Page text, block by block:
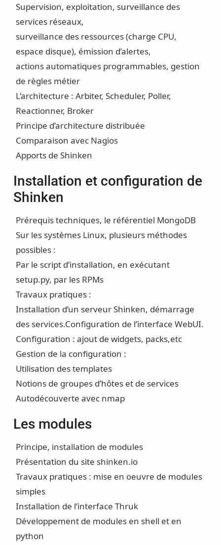
Supervision, exploitation, surveillance des
services réseaux,
surveillance des ressources (charge CPU,
espace disque), émission d’alertes,
actions automatiques programmables, gestion
de règles métier
L’architecture : Arbiter, Scheduler, Poller,
Reactionner, Broker
Principe d’architecture distribuée
Comparaison avec Nagios
Apports de Shinken
Installation et configuration de
Shinken
Prérequis techniques, le référentiel MongoDB
Sur les systèmes Linux, plusieurs méthodes
possibles :
Par le script d’installation, en exécutant
setup.py, par les RPMs
Travaux pratiques :
Installation d’un serveur Shinken, démarrage
des services.Configuration de l’interface WebUI.
Configuration : ajout de widgets, packs,etc
Gestion de la configuration :
Utilisation des templates
Notions de groupes d’hôtes et de services
Autodécouverte avec nmap
Les modules
Principe, installation de modules
Présentation du site shinken.io
Travaux pratiques : mise en oeuvre de modules
simples
Installation de l’interface Thruk
Développement de modules en shell et en
python